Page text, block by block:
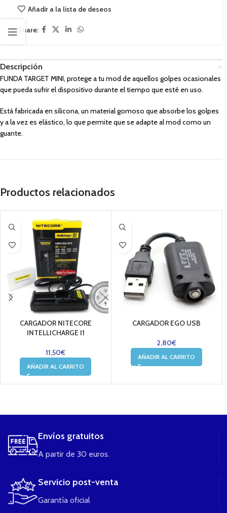
Añadir a la lista de deseos
Share:
Descripción
FUNDA TARGET MINI, protege a tu mod de aquellos golpes ocasionales
que pueda sufrir el dispositivo durante el tiempo que esté en uso.
Está fabricada en silicona, un material gomoso que absorbe los golpes
y a la vez es elástico, lo que permite que se adapte al mod como un
guante.
Productos relacionados
CARGADOR NITECORE
INTELLICHARGE I1
11,50€
AÑADIR AL CARRITO
CARGADOR EGO USB
2,80€
AÑADIR AL CARRITO
Envíos gratuitos
A partir de 30 euros.
Servicio post-venta
Garantía oficial